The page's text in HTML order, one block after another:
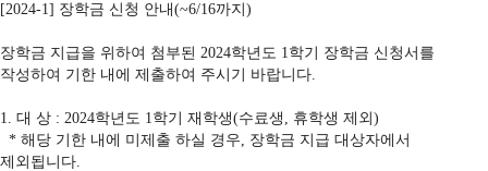
[2024-1] 장학금 신청 안내(~6/16까지)
장학금 지급을 위하여 첨부된 2024학년도 1학기 장학금 신청서를
작성하여 기한 내에 제출하여 주시기 바랍니다.
1. 대 상 : 2024학년도 1학기 재학생(수료생 , 휴학생 제외 )
* 해당 기한 내에 미제출 하실 경우, 장학금 지급 대상자에서
제외됩니다.